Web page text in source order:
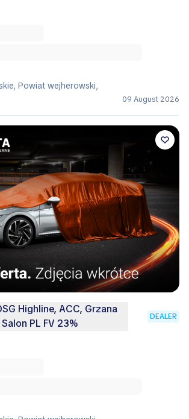
Powiat wejherowski,
09 August 2026
Highline, ACC, Grzana
PL FV 23%
DEALER